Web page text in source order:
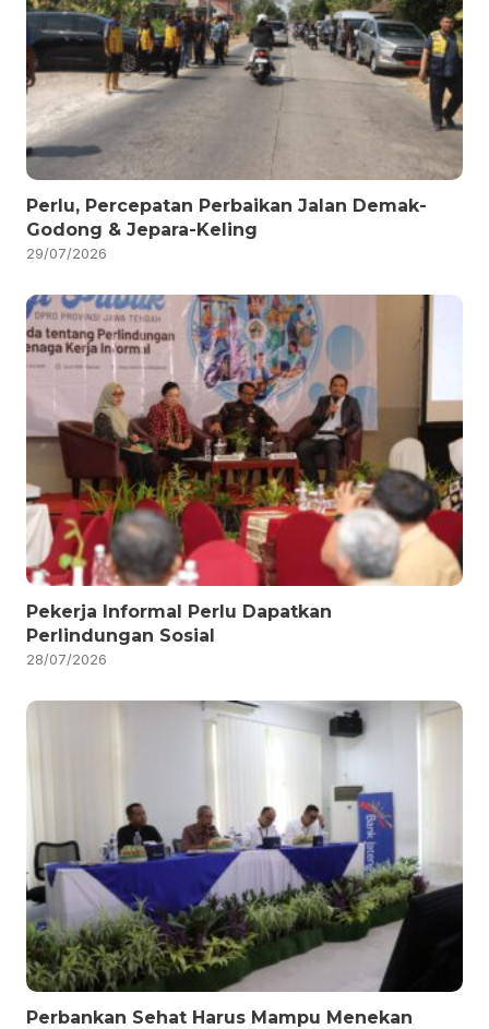
Perlu, Percepatan Perbaikan Jalan Demak-
Godong & Jepara-Keling
29/07/2026
Pekerja Informal Perlu Dapatkan
Perlindungan Sosial
28/07/2026
Perbankan Sehat Harus Mampu Menekan